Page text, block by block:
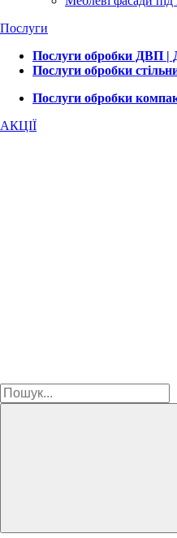
Послуги
Послуги обробки ДВП
Послуги обробки
Послуги обробки
АКЦІЇ